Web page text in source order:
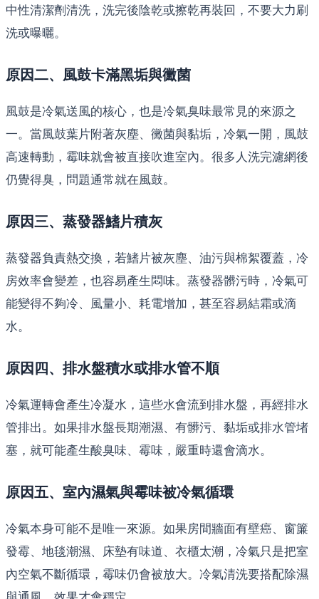
中性清潔劑清洗，洗完後陰乾或擦乾再裝回，不要大力刷
洗或曝曬。
原因二、風鼓卡滿黑垢與黴菌
風鼓是冷氣送風的核心，也是冷氣臭味最常見的來源之
一。當風鼓葉片附著灰塵、黴菌與黏垢，冷氣一開，風鼓
高速轉動，霉味就會被直接吹進室內。很多人洗完濾網後
仍覺得臭，問題通常就在風鼓。
原因三、蒸發器鰭片積灰
蒸發器負責熱交換，若鰭片被灰塵、油污與棉絮覆蓋，冷
房效率會變差，也容易產生悶味。蒸發器髒污時，冷氣可
能變得不夠冷、風量小、耗電增加，甚至容易結霜或滴
水。
原因四、排水盤積水或排水管不順
冷氣運轉會產生冷凝水，這些水會流到排水盤，再經排水
管排出。如果排水盤長期潮濕、有髒污、黏垢或排水管堵
塞，就可能產生酸臭味、霉味，嚴重時還會滴水。
原因五、室內濕氣與霉味被冷氣循環
冷氣本身可能不是唯一來源。如果房間牆面有壁癌、窗簾
發霉、地毯潮濕、床墊有味道、衣櫃太潮，冷氣只是把室
內空氣不斷循環，霉味仍會被放大。冷氣清洗要搭配除濕